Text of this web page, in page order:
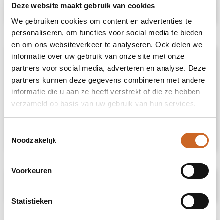
Deze website maakt gebruik van cookies
We gebruiken cookies om content en advertenties te
personaliseren, om functies voor social media te bieden
en om ons websiteverkeer te analyseren. Ook delen we
informatie over uw gebruik van onze site met onze
partners voor social media, adverteren en analyse. Deze
partners kunnen deze gegevens combineren met andere
informatie die u aan ze heeft verstrekt of die ze hebben
verzameld op basis van uw gebruik van hun services.
Noodzakelijk
Voorkeuren
Statistieken
op maat.
Omschrijving
Maak kennis met onze nieuwste wintermuts,
een must-have voor de koude maanden!
Deze hoogwaardige muts is gemaakt van
100% Merinowol, een zacht en comfortabel
een ademend vermogen.